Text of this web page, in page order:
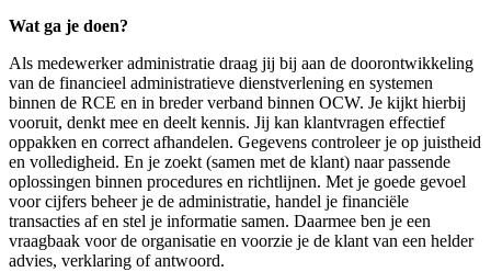
Wat ga je doen?
Als medewerker administratie draag jij bij aan de doorontwikkeling
van de financieel administratieve dienstverlening en systemen
binnen de RCE en in breder verband binnen OCW. Je kijkt hierbij
vooruit, denkt mee en deelt kennis. Jij kan klantvragen effectief
oppakken en correct afhandelen. Gegevens controleer je op juistheid
en volledigheid. En je zoekt (samen met de klant) naar passende
oplossingen binnen procedures en richtlijnen. Met je goede gevoel
voor cijfers beheer je de administratie, handel je financiële
transacties af en stel je informatie samen. Daarmee ben je een
vraagbaak voor de organisatie en voorzie je de klant van een helder
advies, verklaring of antwoord.